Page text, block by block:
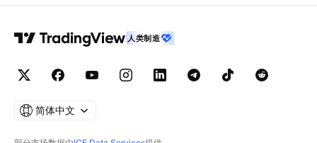
人类制造
简体中文